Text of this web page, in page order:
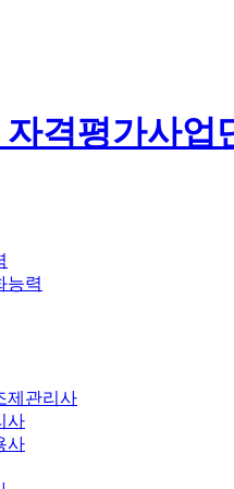
격평가사업
능력
제관리사
사
사